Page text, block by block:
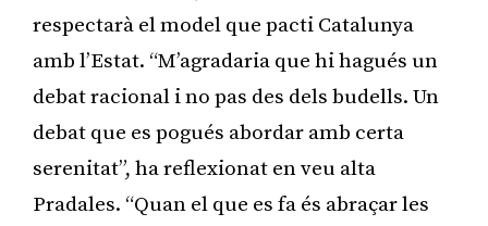
respectarà el model que pacti Catalunya
amb l’Estat. “M’agradaria que hi hagués un
debat racional i no pas des dels budells. Un
debat que es pogués abordar amb certa
serenitat”, ha reflexionat en veu alta
Pradales. “Quan el que es fa és abraçar les